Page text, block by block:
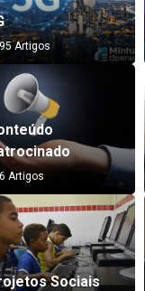
Artigos
Artigos
Sociais